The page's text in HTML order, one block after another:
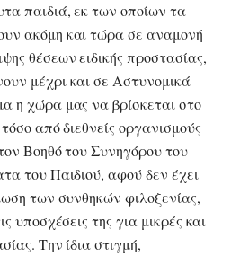
παιδιά, εκ των οποίων τα
ακόμη και τώρα σε αναμονή
θέσεων ειδικής προστασίας,
μέχρι και σε Αστυνομικά
η χώρα μας να βρίσκεται στο
από διεθνείς οργανισμούς
Βοηθό του Συνηγόρου του
του Παιδιού, αφού δεν έχει
των συνθηκών φιλοξενίας,
υποσχέσεις της για μικρές και
Την ίδια στιγμή,